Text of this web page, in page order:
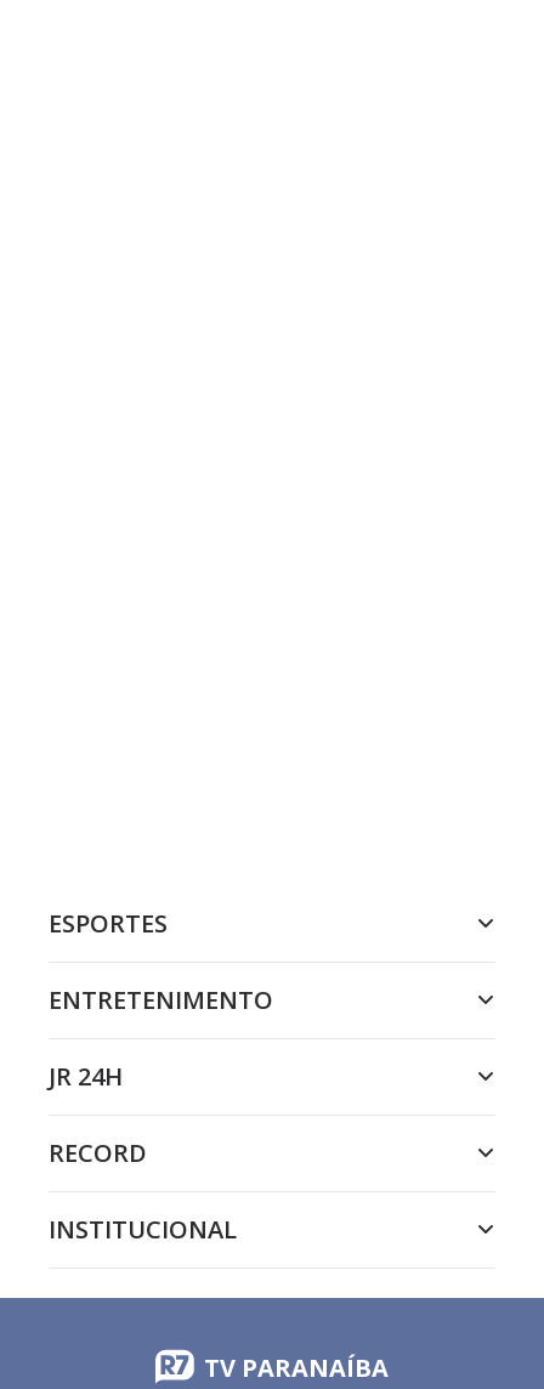
ESPORTES
ENTRETENIMENTO
JR 24H
RECORD
INSTITUCIONAL
TV PARANAÍBA